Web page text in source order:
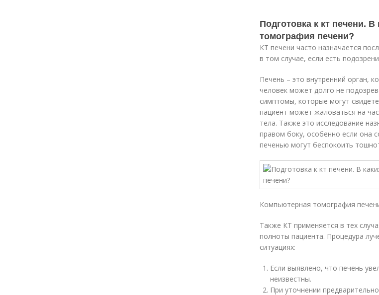
Подготовка к кт печени.
томография печени?
КТ печени часто назначается
в том случае, если есть
Печень – это внутренний орган,
человек может долго не
симптомы, которые могут
пациент может жаловаться на
тела. Также это исследование
правом боку, особенно если она
печенью могут беспокоить
Компьютерная томография
Также КТ применяется в тех
полноты пациента. Процедура
ситуациях:
Если выявлено, что печень
неизвестны.
При уточнении